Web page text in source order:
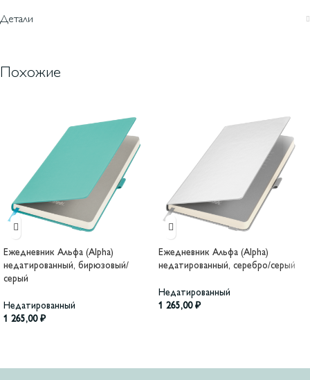
Детали
Похожие
Ежедневник Альфа (Alpha)
недатированный, бирюзовый/
серый
Недатированный
1 265,00 ₽
Ежедневник Альфа (Alpha)
недатированный, серебро/серый
Недатированный
1 265,00 ₽